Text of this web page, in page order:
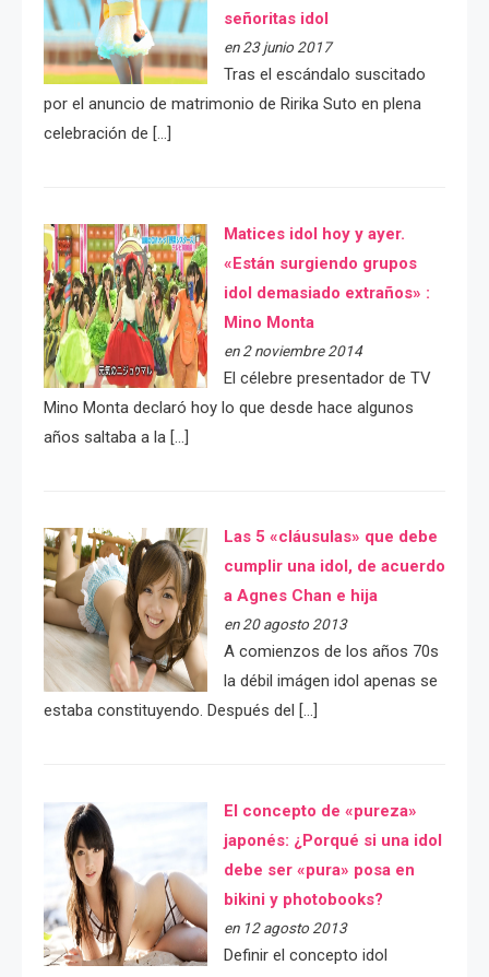
señoritas idol
en 23 junio 2017
Tras el escándalo suscitado
por el anuncio de matrimonio de Ririka Suto en plena
celebración de […]
Matices idol hoy y ayer.
«Están surgiendo grupos
idol demasiado extraños» :
Mino Monta
en 2 noviembre 2014
El célebre presentador de TV
Mino Monta declaró hoy lo que desde hace algunos
años saltaba a la […]
Las 5 «cláusulas» que debe
cumplir una idol, de acuerdo
a Agnes Chan e hija
en 20 agosto 2013
A comienzos de los años 70s
la débil imágen idol apenas se
estaba constituyendo. Después del […]
El concepto de «pureza»
japonés: ¿Porqué si una idol
debe ser «pura» posa en
bikini y photobooks?
en 12 agosto 2013
Definir el concepto idol